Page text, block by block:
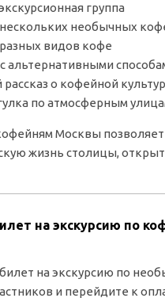
группа
необычных
видов кофе
альтернативными
о кофейной
по атмосферным
Москвы
жизнь столицы,
на экскурсию по
на экскурсию по
и перейдите к